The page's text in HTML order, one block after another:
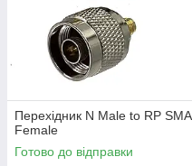
Перехідник N Male to RP SMA
Female
Готово до відправки